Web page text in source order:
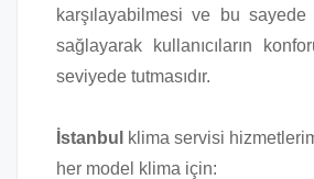
karşılayabilmesi ve bu
sağlayarak kullanıcıların
seviyede tutmasıdır.
İstanbul
klima servisi
her model klima için: